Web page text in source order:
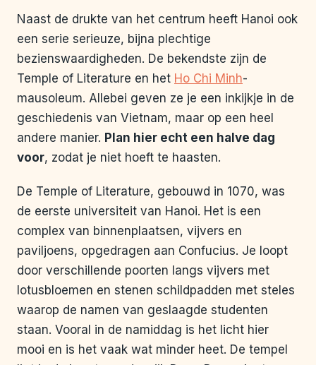
Naast de drukte van het centrum heeft Hanoi ook
een serie serieuze, bijna plechtige
bezienswaardigheden. De bekendste zijn de
Temple of Literature en het Ho Chi Minh-
mausoleum. Allebei geven ze je een inkijkje in de
geschiedenis van Vietnam, maar op een heel
andere manier. Plan hier echt een halve dag
voor, zodat je niet hoeft te haasten.
De Temple of Literature, gebouwd in 1070, was
de eerste universiteit van Hanoi. Het is een
complex van binnenplaatsen, vijvers en
paviljoens, opgedragen aan Confucius. Je loopt
door verschillende poorten langs vijvers met
lotusbloemen en stenen schildpadden met steles
waarop de namen van geslaagde studenten
staan. Vooral in de namiddag is het licht hier
mooi en is het vaak wat minder heet. De tempel